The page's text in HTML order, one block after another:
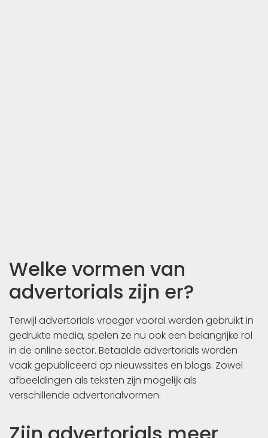
Welke vormen van
advertorials zijn er?
Terwijl advertorials vroeger vooral werden gebruikt in
gedrukte media, spelen ze nu ook een belangrijke rol
in de online sector. Betaalde advertorials worden
vaak gepubliceerd op nieuwssites en blogs. Zowel
afbeeldingen als teksten zijn mogelijk als
verschillende advertorialvormen.